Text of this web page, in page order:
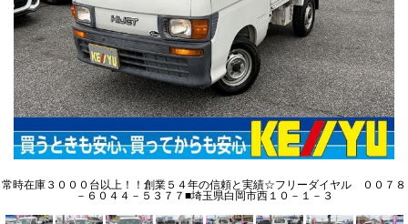
常時在庫３０００台以上！！創業５４年の信頼と実績☆フリーダイヤル ００７８
－６０４４－５３７７■埼玉県白岡市西１０－１－３